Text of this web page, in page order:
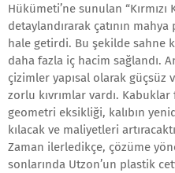
Hükümeti’ne sunulan
detaylandırarak çatının
hale getirdi. Bu şekilde sahne
daha fazla iç hacim sağlandı.
çizimler yapısal olarak güçsüz
zorlu kıvrımlar vardı. Kabuklar
geometri eksikliği, kalıbın
kılacak ve maliyetleri
Zaman ilerledikçe, çözüme
sonlarında Utzon’un plastik